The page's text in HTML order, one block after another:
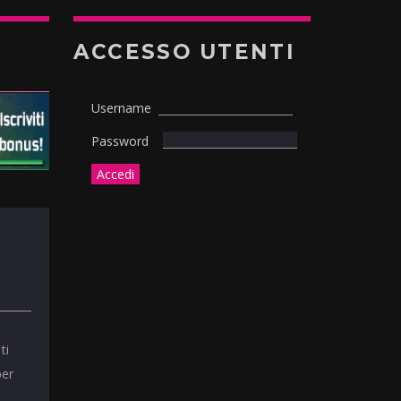
ACCESSO UTENTI
Username
Password